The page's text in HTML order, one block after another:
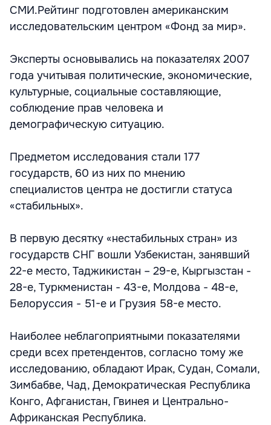
СМИ.Рейтинг подготовлен американским
исследовательским центром «Фонд за мир».
Эксперты основывались на показателях 2007
года учитывая политические, экономические,
культурные, социальные составляющие,
соблюдение прав человека и
демографическую ситуацию.
Предметом исследования стали 177
государств, 60 из них по мнению
специалистов центра не достигли статуса
«стабильных».
В первую десятку «нестабильных стран» из
государств СНГ вошли Узбекистан, занявший
22-е место, Таджикистан – 29-е, Кыргызстан -
28-е, Туркменистан - 43-е, Молдова - 48-е,
Белоруссия - 51-е и Грузия 58-е место.
Наиболее неблагоприятными показателями
среди всех претендентов, согласно тому же
исследованию, обладают Ирак, Судан, Сомали,
Зимбабве, Чад, Демократическая Республика
Конго, Афганистан, Гвинея и Центрально-
Африканская Республика.